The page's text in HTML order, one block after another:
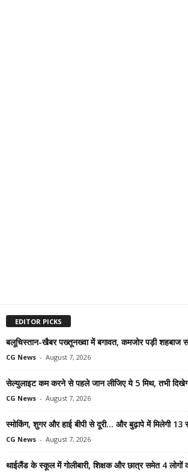
EDITOR PICKS
बलूचिस्तान-खैबर पख्तूनख्वा में बगावत, कमजोर पड़ी शहबाज
CG News - August 7, 2026
सेल्युलाइट कम करने से पहले जान लीजिए ये 5 मिथ, तभी
CG News - August 7, 2026
स्मोकिंग, शुगर और हाई बीपी से दूरी… और बुढ़ापे में मिलेगी 13
CG News - August 7, 2026
थाईलैंड के स्कूल में गोलीबारी, शिक्षक और छात्र समेत 4 लोगों